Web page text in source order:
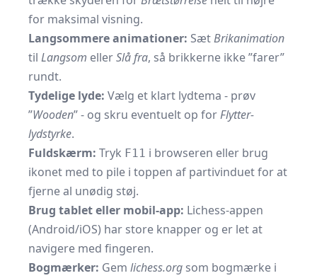
for maksimal visning.
Langsommere animationer: SætBrikanimation
til Langsom ellerSlå fra, så brikkerne ikke ”farer”
rundt.
Tydelige lyde: Vælg et klart lydtema - prøv
”Wooden” - og skru eventuelt op forFlytter-
lydstyrke.
Fuldskærm: Tryk F11 i browseren eller brug
ikonet med to pile i toppen af partivinduet for at
fjerne al unødig støj.
Brug tablet eller mobil-app: Lichess-appen
(Android/iOS) har store knapper og er let at
navigere med fingeren.
Bogmærker: Gem lichess.org som bogmærke i